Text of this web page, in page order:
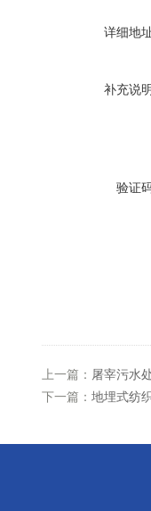
详细地
补充说
验证
上一篇： 屠宰污水
下一篇： 地埋式纺